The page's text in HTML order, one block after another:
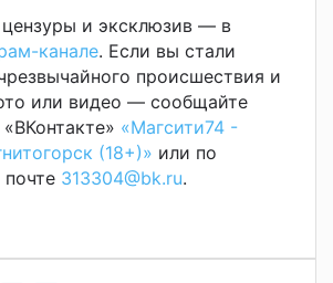
и эксклюзив — в
канале. Если вы стали
происшествия и
или видео — сообщайте
«Магсити74 -
(18+)» или по
313304@bk.ru.